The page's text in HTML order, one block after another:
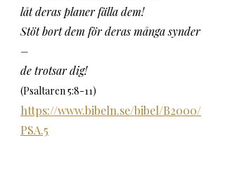
låt deras planer fälla dem!
Stöt bort dem för deras många synder
–
de trotsar dig!
(Psaltaren 5:8-11)
https://www.bibeln.se/bibel/B2000/
PSA.5